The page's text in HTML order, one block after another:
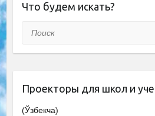
Что будем искать?
Поиск
Проекторы для школ и
(Ўзбекча)